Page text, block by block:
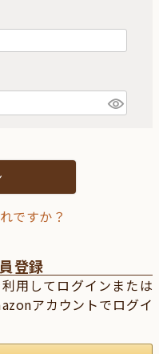
ですか？
登録
用してログインまたは
アカウントでログイ